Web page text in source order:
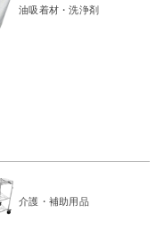
油吸着材・洗浄剤
介護・補助用品